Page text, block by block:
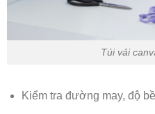
Túi vải
Kiểm tra đường may, độ